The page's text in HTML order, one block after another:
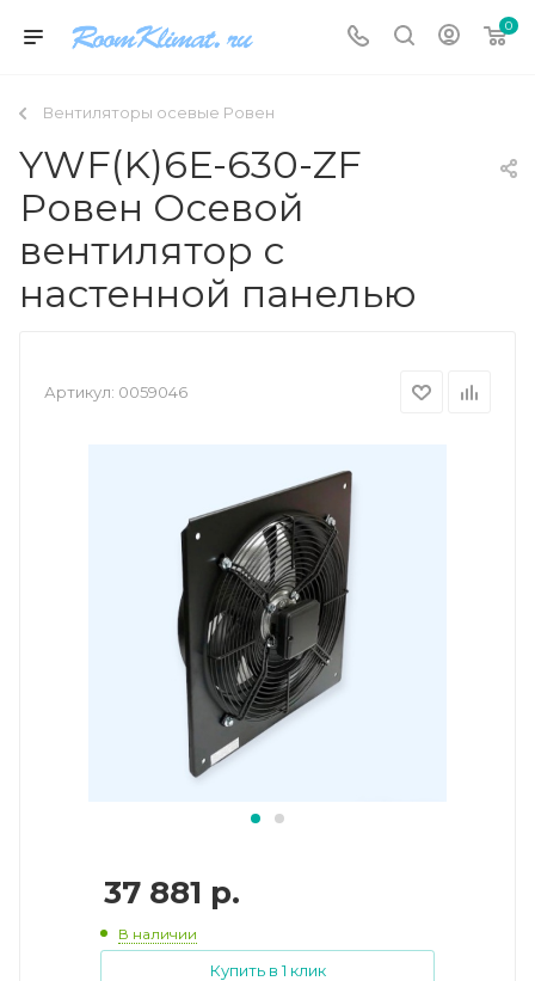
0
Вентиляторы осевые Ровен
YWF(K)6E-630-ZF
Ровен Осевой
вентилятор с
настенной панелью
Артикул: 0059046
37 881 р.
В наличии
Купить в 1 клик